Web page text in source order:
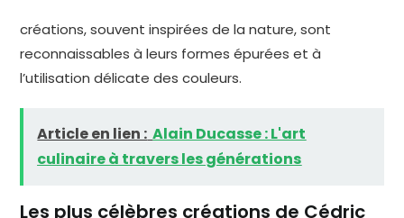
créations, souvent inspirées de la nature, sont
reconnaissables à leurs formes épurées et à
l’utilisation délicate des couleurs.
Article en lien : Alain Ducasse : L'art
culinaire à travers les générations
Les plus célèbres créations de Cédric